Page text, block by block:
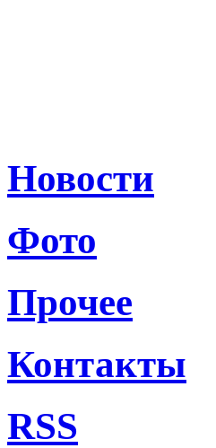
Новости
Фото
Прочее
Контакты
RSS